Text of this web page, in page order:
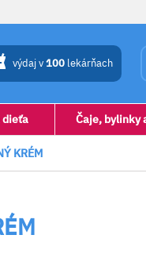
výdaj v100 lekárňach
dieťa Čaje, bylinky
KRÉM